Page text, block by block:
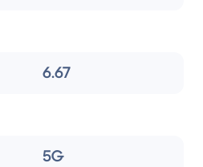
6.67
5G